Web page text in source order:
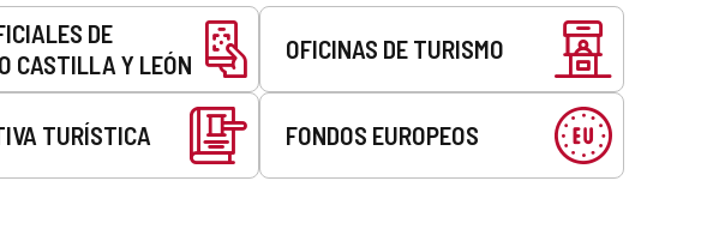
DE
CASTILLA Y LEÓN
OFICINAS DE TURISMO
TURÍSTICA FONDOS EUROPEOS